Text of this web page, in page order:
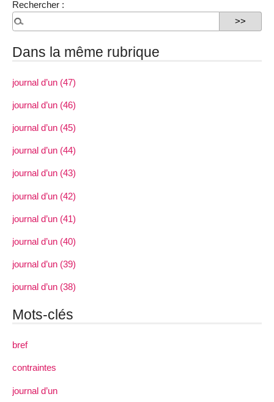
Rechercher :
Dans la même rubrique
journal d’un (47)
journal d’un (46)
journal d’un (45)
journal d’un (44)
journal d’un (43)
journal d’un (42)
journal d’un (41)
journal d’un (40)
journal d’un (39)
journal d’un (38)
Mots-clés
bref
contraintes
journal d’un